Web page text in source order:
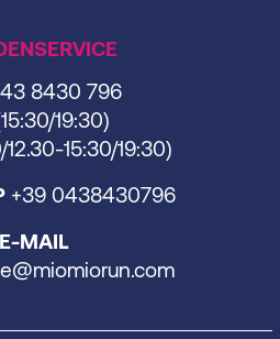
8430 796
19:30)
15:30/19:30)
+39 0438430796
E-MAIL